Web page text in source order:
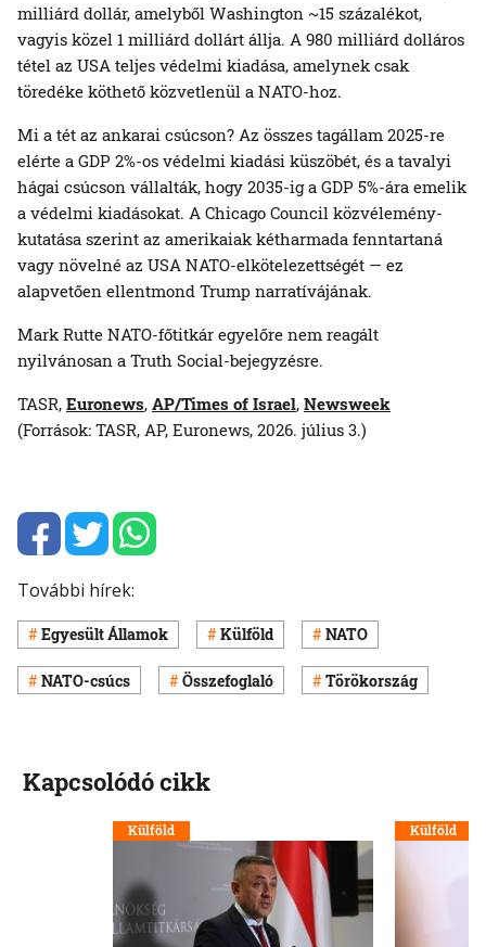
milliárd dollár, amelyből Washington ~15 százalékot,
vagyis közel 1 milliárd dollárt állja. A 980 milliárd dolláros
tétel az USA teljes védelmi kiadása, amelynek csak
töredéke köthető közvetlenül a NATO-hoz.
Mi a tét az ankarai csúcson? Az összes tagállam 2025-re
elérte a GDP 2%-os védelmi kiadási küszöbét, és a tavalyi
hágai csúcson vállalták, hogy 2035-ig a GDP 5%-ára emelik
a védelmi kiadásokat. A Chicago Council közvélemény-
kutatása szerint az amerikaiak kétharmada fenntartaná
vagy növelné az USA NATO-elkötelezettségét — ez
alapvetően ellentmond Trump narratívájának.
Mark Rutte NATO-főtitkár egyelőre nem reagált
nyilvánosan a Truth Social-bejegyzésre.
TASR, Euronews, AP/Times of Israel, Newsweek
(Források: TASR, AP, Euronews, 2026. július 3.)
További hírek:
Egyesült Államok Külföld NATO
NATO-csúcs Összefoglaló Törökország
Kapcsolódó cikk
Külföld Külföld